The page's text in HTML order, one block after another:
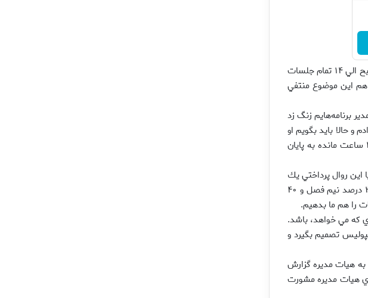
انصاري فرد اضافه كرد: با اين حال منتظر بودم كريمي به باشگاه بيايد. به خاطر علي پروين روز گذشته از ساعت ۸ صبح الي ۱۴ تمام جلسات
مي‌آيد اما باز هم اين موضوع منتفي
برنامه‌هايم زنگ زد
امضاي قرارداد با پرسپوليس بايد به كريمي ۱۳۰ ميليون مي دادم و حالا بايد بگويم او
جدا از اين مسئله ۱۵۰ ميليون تومان پس از چند روز از ما درخواست كرده بود. سئوال اين است كه چرا او تنها ۴۸ ساعت مانده به پايان
كريمي را مي‌دادم كه ۱۳۰ ميليون تومان بود. آيا اين روال پرداختي يك
باشگاه به بازيكن است؟ طبق مصوبه و روال هر باشگاه، بازيكنان اين تيم ۳۰ درصد از پول خود را در اول فصل، ۳۰ درصد نيم فصل و ۴۰
را هم ما بدهيم.
كه مي خواهد، باشد.
تصميم بگيرد و
هيات مديره گزارش
هيات مديره مشورت